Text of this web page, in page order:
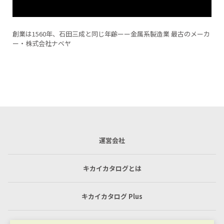
ーカ バキュームチャックテスト加工♯2（MCナイロン加工）
運営会社
キカイカタログとは
キカイカタログ Plus